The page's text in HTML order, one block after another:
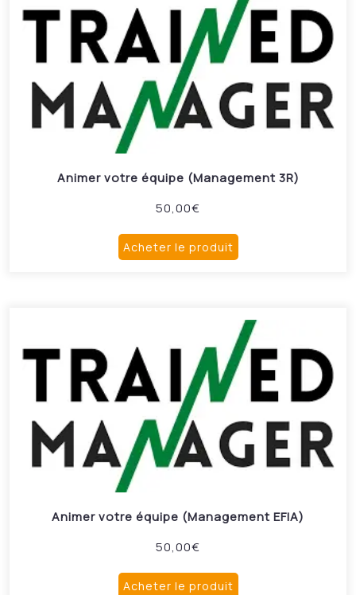
Animer votre équipe (Management 3R)
50,00€
Acheter le produit
Animer votre équipe (Management EFIA)
50,00€
Acheter le produit